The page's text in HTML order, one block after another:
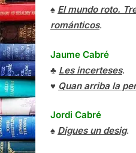
♠ El mundo roto.
románticos.
Jaume Cabré
♣ Les incerteses.
♥ Quan arriba la
Jordi Cabré
♠ Digues un desig.